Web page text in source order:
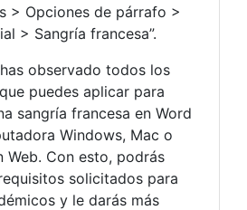
> Opciones de párrafo >
> Sangría francesa”.
observado todos los
puedes aplicar para
sangría francesa en Word
Windows, Mac o
Web. Con esto, podrás
solicitados para
y le darás más